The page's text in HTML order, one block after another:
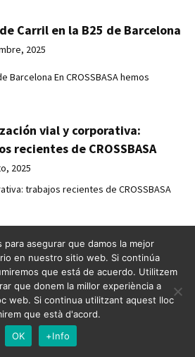
Carril en la B25 de Barcelona
2025
Barcelona En CROSSBASA hemos
vial y corporativa:
recientes de CROSSBASA
2025
trabajos recientes de CROSSBASA
Horizontal en Moià
2025
Moià En Crossbasa SL hemos llevado a
del Proyecto “Camino a
para asegurar que damos la mejor
en nuestro sitio web. Si continúa
que está de acuerdo. Utilitzem
que donem la millor experiència a
web. Si continua utilitzant aquest lloc
que està d'acord.
OK
+Info